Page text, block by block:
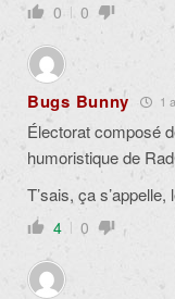
0 0
Bugs Bunny 1
Électorat composé
humoristique de
T’sais, ça
4 0